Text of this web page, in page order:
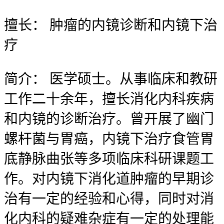
擅长：
肿瘤的内镜诊断和内镜下治
疗
简介：
医学硕士。从事临床和教研
工作二十余年，擅长消化内科疾病
和内镜的诊断治疗。曾开展了幽门
螺杆菌与胃癌，内镜下治疗食管胃
底静脉曲张等多项临床科研课题工
作。对内镜下消化道肿瘤的早期诊
治有一定的经验和心得，同时对消
化内科的疑难杂症有一定的处理能